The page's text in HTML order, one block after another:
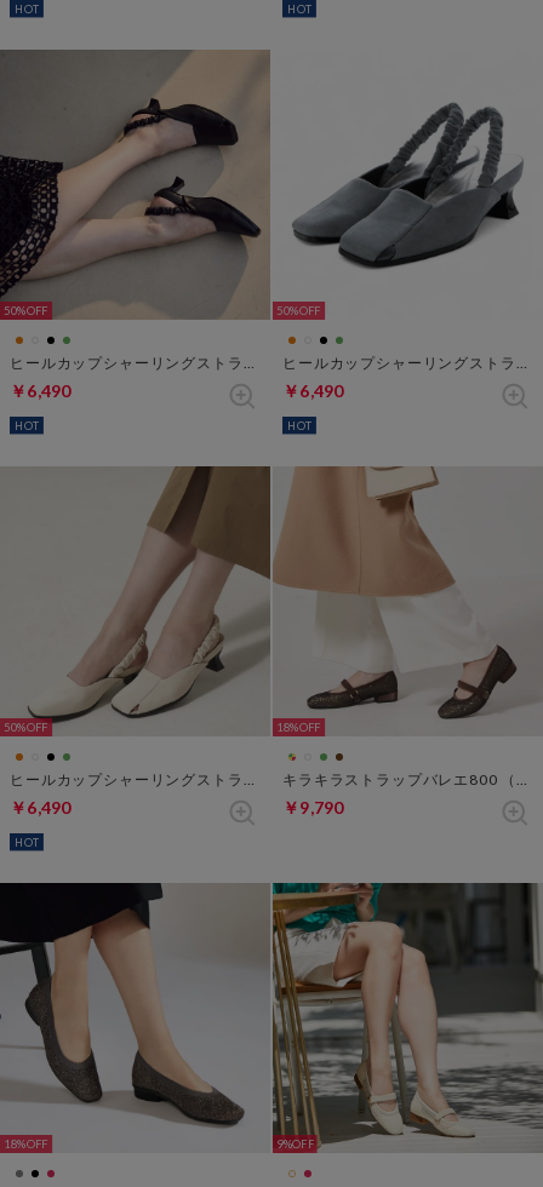
HOT HOT
50%
ヒールカップシャーリングストラップシューズ （ブラック）
￥6,490
HOT
50%
ヒールカップシャーリングストラップシューズ （ブルーグリーン）
￥6,490
HOT
50%
￥6,490
HOT
18%
￥9,790
18% 9%